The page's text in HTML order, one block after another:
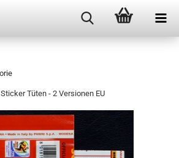
Tüten - 2 Versionen EU